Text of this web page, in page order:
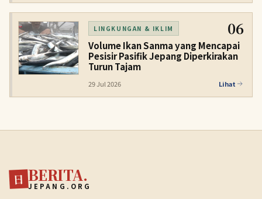
LINGKUNGAN & IKLIM 06
Volume Ikan Sanma yang Mencapai
Pesisir Pasifik Jepang Diperkirakan
Turun Tajam
29 Jul 2026 Lihat
日 BERITA.
JEPANG.ORG